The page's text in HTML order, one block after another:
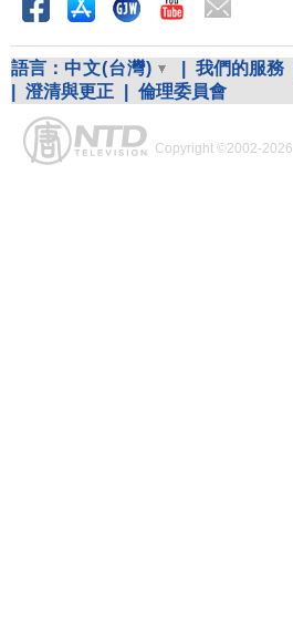
語言： 中文(台灣) 我們的服務
澄清與更正 倫理委員會
Copyright ©2002-2026